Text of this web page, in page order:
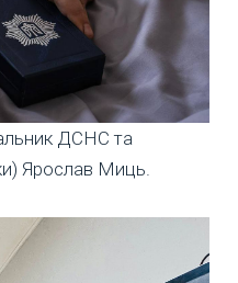
ДСНС та
Ярослав Миць.